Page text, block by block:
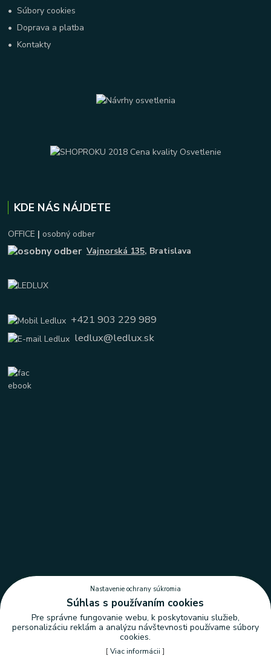
•Súbory cookies
•Doprava a platba
•Kontakty
KDE NÁS NÁJDETE
OFFICE | osobný odber
Vajnorská 135, Bratislava
+421 903 229 989
ledlux@ledlux.sk
Nastavenie ochrany súkromia
Súhlas s používaním cookies
Pre správne fungovanie webu, k poskytovaniu služieb,
personalizáciu reklám a analýzu návštevnosti používame súbory
cookies.
[Viac informácii ]